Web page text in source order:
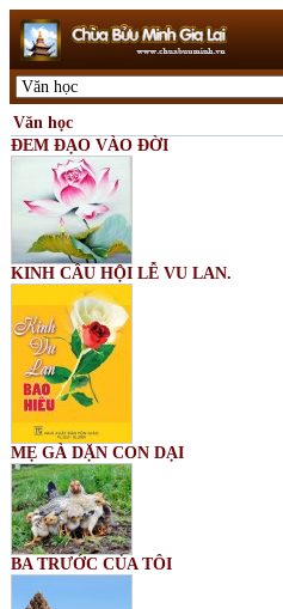
Văn học
ĐEM ĐẠO VÀO ĐỜI
KINH CẦU HỘI LỄ VU LAN.
MẸ GÀ DẶN CON DẠI
BA TRƯỚC CỦA TÔI